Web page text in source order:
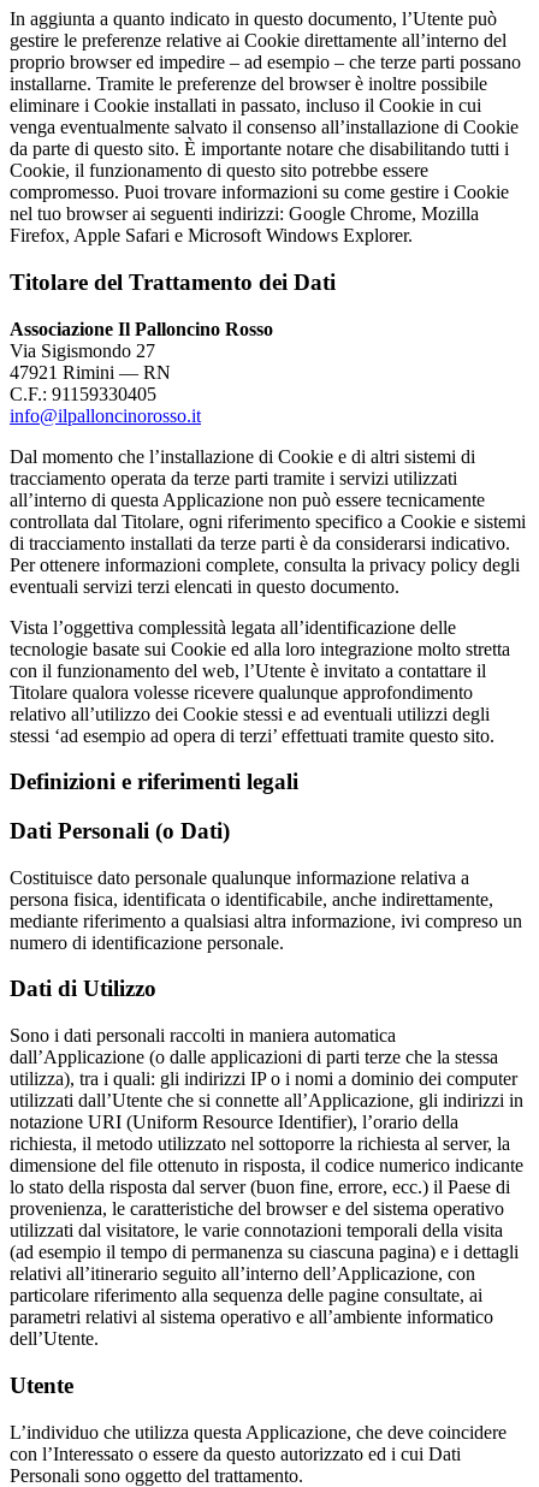
In aggiunta a quanto indicato in questo documento, l’Utente può
gestire le preferenze relative ai Cookie direttamente all’interno del
proprio browser ed impedire – ad esempio – che terze parti possano
installarne. Tramite le preferenze del browser è inoltre possibile
eliminare i Cookie installati in passato, incluso il Cookie in cui
venga eventualmente salvato il consenso all’installazione di Cookie
da parte di questo sito. È importante notare che disabilitando tutti i
Cookie, il funzionamento di questo sito potrebbe essere
compromesso. Puoi trovare informazioni su come gestire i Cookie
nel tuo browser ai seguenti indirizzi: Google Chrome, Mozilla
Firefox, Apple Safari e Microsoft Windows Explorer.
Titolare del Trattamento dei Dati
Associazione Il Palloncino Rosso
Via Sigismondo 27
47921 Rimini — RN
C.F.: 91159330405
info@ilpalloncinorosso.it
Dal momento che l’installazione di Cookie e di altri sistemi di
tracciamento operata da terze parti tramite i servizi utilizzati
all’interno di questa Applicazione non può essere tecnicamente
controllata dal Titolare, ogni riferimento specifico a Cookie e sistemi
di tracciamento installati da terze parti è da considerarsi indicativo.
Per ottenere informazioni complete, consulta la privacy policy degli
eventuali servizi terzi elencati in questo documento.
Vista l’oggettiva complessità legata all’identificazione delle
tecnologie basate sui Cookie ed alla loro integrazione molto stretta
con il funzionamento del web, l’Utente è invitato a contattare il
Titolare qualora volesse ricevere qualunque approfondimento
relativo all’utilizzo dei Cookie stessi e ad eventuali utilizzi degli
stessi ‘ad esempio ad opera di terzi’ effettuati tramite questo sito.
Definizioni e riferimenti legali
Dati Personali (o Dati)
Costituisce dato personale qualunque informazione relativa a
persona fisica, identificata o identificabile, anche indirettamente,
mediante riferimento a qualsiasi altra informazione, ivi compreso un
numero di identificazione personale.
Dati di Utilizzo
Sono i dati personali raccolti in maniera automatica
dall’Applicazione (o dalle applicazioni di parti terze che la stessa
utilizza), tra i quali: gli indirizzi IP o i nomi a dominio dei computer
utilizzati dall’Utente che si connette all’Applicazione, gli indirizzi in
notazione URI (Uniform Resource Identifier), l’orario della
richiesta, il metodo utilizzato nel sottoporre la richiesta al server, la
dimensione del file ottenuto in risposta, il codice numerico indicante
lo stato della risposta dal server (buon fine, errore, ecc.) il Paese di
provenienza, le caratteristiche del browser e del sistema operativo
utilizzati dal visitatore, le varie connotazioni temporali della visita
(ad esempio il tempo di permanenza su ciascuna pagina) e i dettagli
relativi all’itinerario seguito all’interno dell’Applicazione, con
particolare riferimento alla sequenza delle pagine consultate, ai
parametri relativi al sistema operativo e all’ambiente informatico
dell’Utente.
Utente
L’individuo che utilizza questa Applicazione, che deve coincidere
con l’Interessato o essere da questo autorizzato ed i cui Dati
Personali sono oggetto del trattamento.